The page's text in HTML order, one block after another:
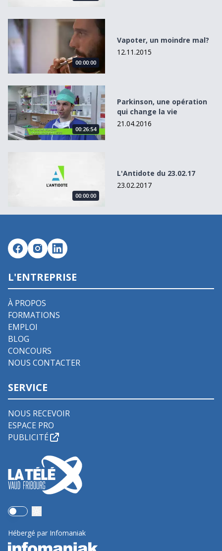
Vapoter, un moindre mal?
00:00:00
Vapoter, un moindre mal?
12.11.2015
Parkinson, une opération qui change la vie
00:26:54
Parkinson, une opération
qui change la vie
21.04.2016
00:00:00
L'Antidote du 23.02.17
23.02.2017
L'ENTREPRISE
À PROPOS
FORMATIONS
EMPLOI
BLOG
CONCOURS
NOUS CONTACTER
SERVICE
NOUS RECEVOIR
ESPACE PRO
PUBLICITÉ
Use setting
Hébergé par Infomaniak